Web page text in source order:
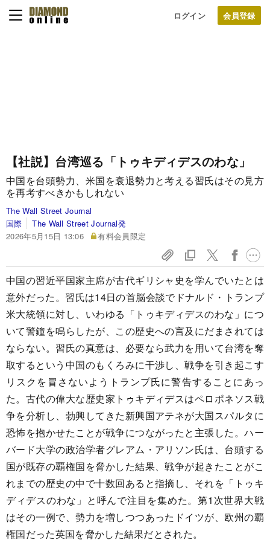
ログイン
【社説】台湾巡る「トゥキディデスのわな」
中国を台頭勢力、米国を衰退勢力と考える習氏はその見方
を再考すべきかもしれない
The Wall Street Journal
国際
The Wall Street Journal発
2026年5月15日 13:06
有料会員限定
中国の習近平国家主席が古代ギリシャ史を学んでいたとは
意外だった。習氏は14日の首脳会談でドナルド・トランプ
米大統領に対し、いわゆる「トゥキディデスのわな」につ
いて警鐘を鳴らしたが、この歴史への言及にだまされては
ならない。習氏の真意は、必要なら武力を用いて台湾を奪
取するという中国のもくろみに干渉し、戦争を引き起こす
リスクを冒さないようトランプ氏に警告することにあっ
た。古代の偉大な歴史家トゥキディデスはペロポネソス戦
争を分析し、勃興してきた新興国アテネが大国スパルタに
恐怖を抱かせたことが戦争につながったと主張した。ハー
バード大学の政治学者グレアム・アリソン氏は、台頭する
国が既存の覇権国を脅かした結果、戦争が起きたことがこ
れまでの歴史の中で十数回あると指摘し、それを「トゥキ
ディデスのわな」と呼んで注目を集めた。第1次世界大戦
はその一例で、勢力を増しつつあったドイツが、欧州の覇
権国だった英国を脅かした結果だとされた。